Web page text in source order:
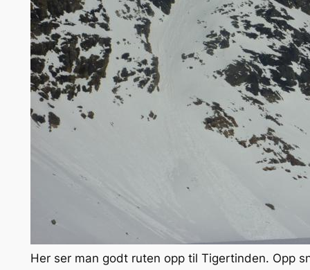
Her ser man godt ruten opp til Tigertinden. Opp